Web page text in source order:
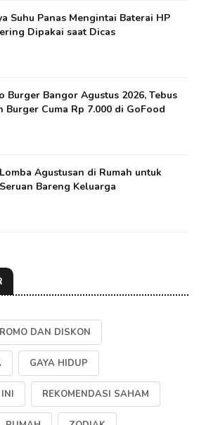
Suhu Panas Mengintai Baterai HP
Dipakai saat Dicas
Burger Bangor Agustus 2026, Tebus
Burger Cuma Rp 7.000 di GoFood
Agustusan di Rumah untuk
Bareng Keluarga
DAN DISKON
GAYA HIDUP
REKOMENDASI SAHAM